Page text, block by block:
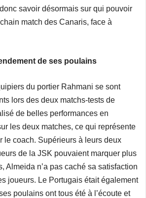
savoir désormais sur qui pouvoir
match des Canaris, face à
de ses poulains
du portier Rahmani se sont
lors des deux matchs-tests de
de belles performances en
les deux matches, ce qui représente
le coach. Supérieurs à leurs deux
de la JSK pouvaient marquer plus
Almeida n’a pas caché sa satisfaction
joueurs. Le Portugais était également
poulains ont tous été à l’écoute et